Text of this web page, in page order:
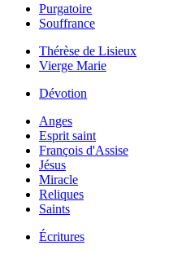
Purgatoire
Souffrance
Thérèse de Lisieux
Vierge Marie
Dévotion
Anges
Esprit saint
François d'Assise
Jésus
Miracle
Reliques
Saints
Écritures